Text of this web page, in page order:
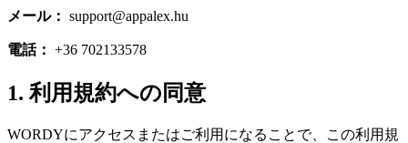
メール： support@appalex.hu
電話： +36 702133578
1. 利用規約への同意
WORDYにアクセスまたはご利用になることで、この利用規